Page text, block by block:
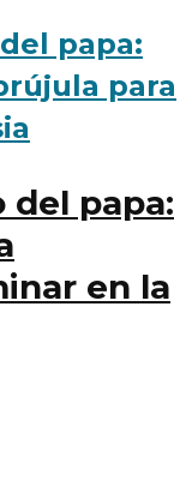
del papa:
en la